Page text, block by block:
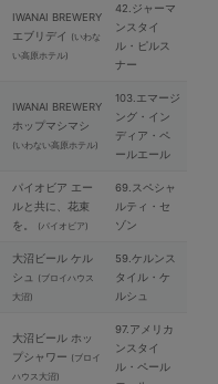
IWANAI BREWERY
エブリデイ (いわな
い高原ホテル)
42.ジャーマ
ンスタイ
ル・ピルス
ナー
IWANAI BREWERY
ホップマシマシ
(いわない高原ホテル)
103.エマージ
ング・イン
ディア・ペ
ールエール
パイオビア エー
ルと共に、花束
を。
(パイオビア)
69.スペシャ
ルティ・セ
ゾン
⼤沼ビール ケル
シュ
(ブロイハウス
⼤沼)
59.ケルンス
タイル・ケ
ルシュ
⼤沼ビール ホッ
プシャワー (ブロイ
ハウス⼤沼)
97.アメリカ
ンスタイ
ル・ペール